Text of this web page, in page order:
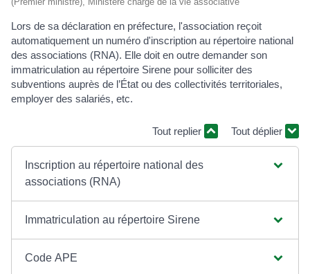
Lors de sa déclaration en préfecture, l'association reçoit
automatiquement un numéro d'inscription au répertoire national
des associations (RNA). Elle doit en outre demander son
immatriculation au répertoire Sirene pour solliciter des
subventions auprès de l’État ou des collectivités territoriales,
employer des salariés, etc.
Tout replier Tout déplier
Inscription au répertoire national des
associations (RNA)
Immatriculation au répertoire Sirene
Code APE